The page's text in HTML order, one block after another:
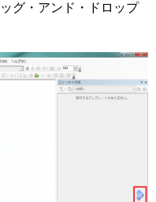
グ・アンド・ドロップ